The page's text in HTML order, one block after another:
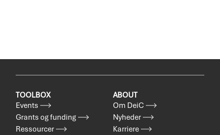
TOOLBOX
Events
Grants og funding
Ressourcer
ABOUT
Om DeiC
Nyheder
Karriere